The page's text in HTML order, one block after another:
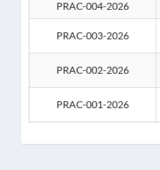
PRAC-004-2026
PRAC-003-2026
PRAC-002-2026
PRAC-001-2026